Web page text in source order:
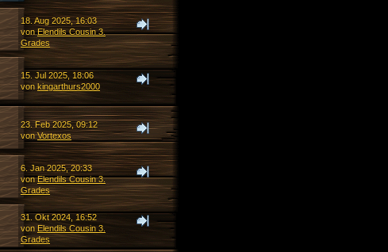
18. Aug 2025, 16:03
vonElendils Cousin 3.
Grades
15. Jul 2025, 18:06
von kingarthurs2000
23. Feb 2025, 09:12
vonVortexos
6. Jan 2025, 20:33
vonElendils Cousin 3.
Grades
31. Okt 2024, 16:52
von Elendils Cousin 3.
Grades